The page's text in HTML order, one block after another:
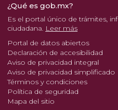
¿Qué es gob.mx?
Es el portal único de trámites,
ciudadana. Leer más
Portal de datos abiertos
Declaración de accesibilidad
Aviso de privacidad integral
Aviso de privacidad simplificado
Términos y condiciones
Política de seguridad
Mapa del sitio